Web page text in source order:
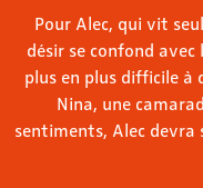
Pour Alec, qui vit
désir se confond
plus en plus difficile à
Nina, une
sentiments, Alec devra